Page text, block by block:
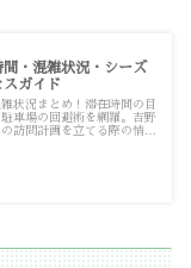
間・混雑状況・シーズ
スガイド
状況まとめ！滞在時間の目
車場の回避術を網羅。吉野
訪問計画を立てる際の情報